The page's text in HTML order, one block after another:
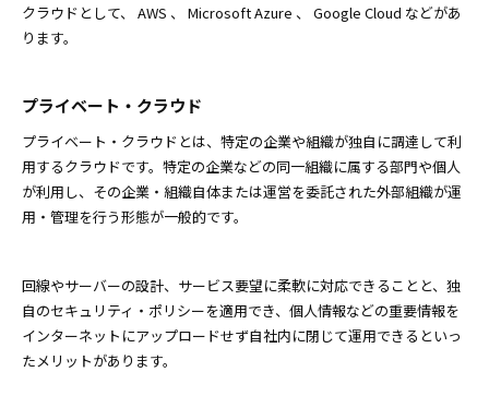
クラウドとして、 AWS 、 Microsoft Azure 、 Google Cloud などがあ
ります。
プライベート・クラウド
プライベート・クラウドとは、特定の企業や組織が独自に調達して利
用するクラウドです。特定の企業などの同一組織に属する部門や個人
が利用し、その企業・組織自体または運営を委託された外部組織が運
用・管理を行う形態が一般的です。
回線やサーバーの設計、サービス要望に柔軟に対応できることと、独
自のセキュリティ・ポリシーを適用でき、個人情報などの重要情報を
インターネットにアップロードせず自社内に閉じて運用できるといっ
たメリットがあります。